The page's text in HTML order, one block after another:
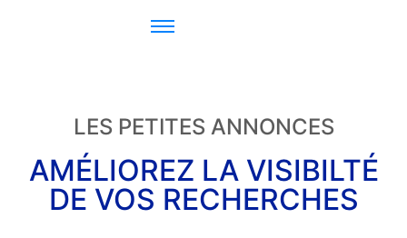
LES PETITES ANNONCES
AMÉLIOREZ LA VISIBILTÉ
DE VOS RECHERCHES